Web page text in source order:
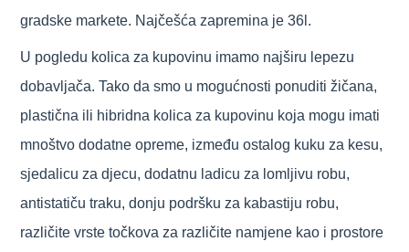
gradske markete. Najčešća zapremina je 36l.
U pogledu kolica za kupovinu imamo najširu lepezu
dobavljača. Tako da smo u mogućnosti ponuditi žičana,
plastična ili hibridna kolica za kupovinu koja mogu imati
mnoštvo dodatne opreme, između ostalog kuku za kesu,
sjedalicu za djecu, dodatnu ladicu za lomljivu robu,
antistatiču traku, donju podršku za kabastiju robu,
različite vrste točkova za različite namjene kao i prostore